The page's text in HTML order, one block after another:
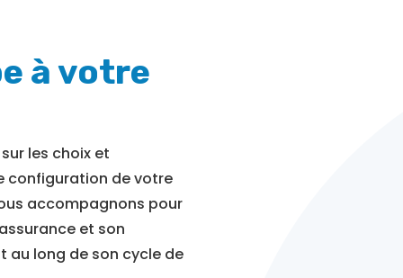
à votre
les choix et
configuration de votre
accompagnons pour
et son
au long de son cycle de